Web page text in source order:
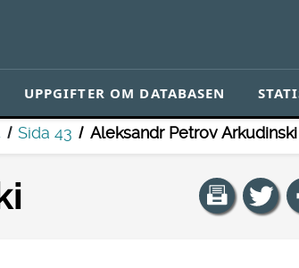
UPPGIFTER OM DATABASEN
Sida 43 Aleksandr Petrov Arkudinski